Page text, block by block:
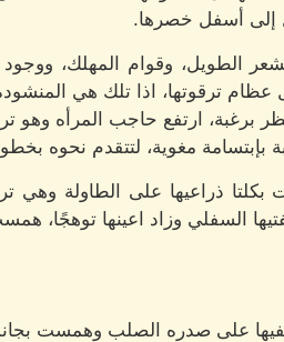
إلى أسفل خصرها.
الشعر الطويل، وقوام المهلك،
ترقوتها، اذا تلك هي
برغبة، ارتفع حاجب المرأه وهو
بإبتسامة مغوية، لتتقدم نحوه
ذراعيها على الطاولة
السفلي وزاد اعينها توهجًا،
على صدره الصلب وهمست بجانب